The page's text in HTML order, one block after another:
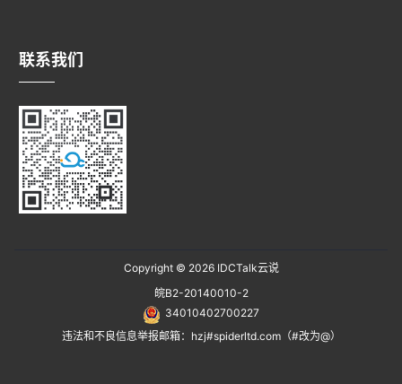
联系我们
Copyright © 2026IDCTalk云说
皖B2-20140010-2
34010402700227
违法和不良信息举报邮箱：hzj#spiderltd.com（#改为@）